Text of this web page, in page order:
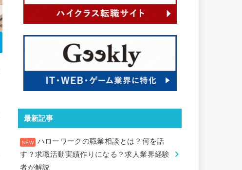
最新記事
ハローワークの職業相談とは？何を話
す？求職活動実績作りになる？求人業界経験
者が解説